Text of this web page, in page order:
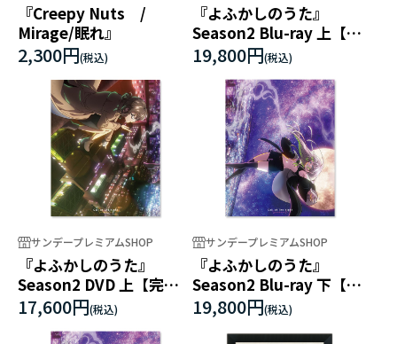
『Creepy Nuts /
Mirage/眠れ』
2,300円
『よふかしのうた』
Season2 Blu-ray 上【完
全生産限定版】
19,800円
サンデープレミアムSHOP
『よふかしのうた』
Season2 DVD 上【完全
生産限定版】
17,600円
サンデープレミアムSHOP
『よふかしのうた』
Season2 Blu-ray 下【完
全生産限定版】
19,800円